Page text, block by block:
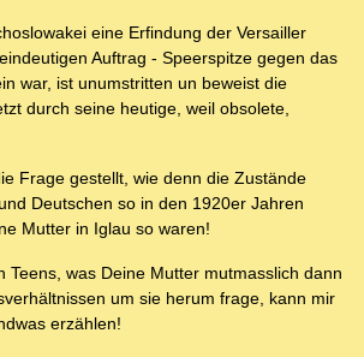
eine Erfindung der Versailler
Auftrag - Speerspitze gegen das
war, ist unumstritten un beweist die
durch seine heutige, weil obsolete,
Frage gestellt, wie denn die Zustände
Deutschen so in den 1920er Jahren
Mutter in Iglau so waren!
Teens, was Deine Mutter mutmasslich dann
um sie herum frage, kann mir
erzählen!